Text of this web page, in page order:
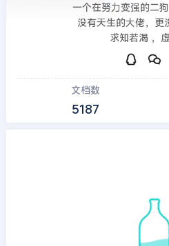
一个在努力变强的二
没有天生的大佬，更
求知若渴 ，
文档数
5187